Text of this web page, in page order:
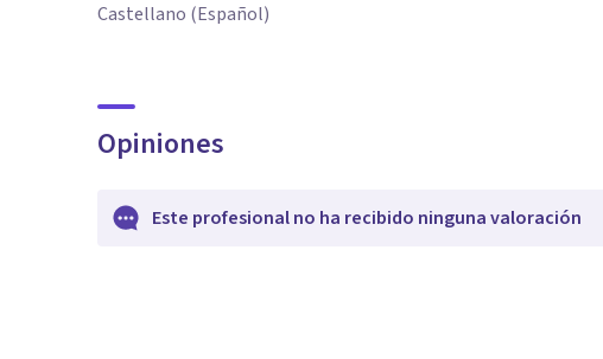
Castellano (Español)
Opiniones
Este profesional no ha recibido ninguna valoración